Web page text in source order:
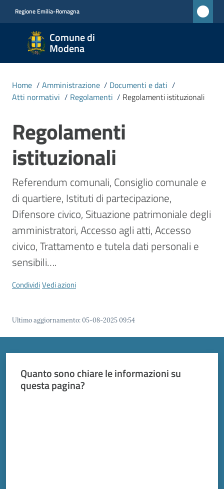
Regione Emilia-Romagna
Comune di
Modena
Comune
di
Modena
CIVICA
MONET
Amministrazione
Menu selezionato
Servizi
Modena
su
Home / Amministrazione / Documenti e dati /
Atti normativi / Regolamenti / Regolamenti istituzionali
Regolamenti
istituzionali
Referendum comunali, Consiglio comunale e
di quartiere, Istituti di partecipazione,
Difensore civico, Situazione patrimoniale degli
amministratori, Accesso agli atti, Accesso
civico, Trattamento e tutela dati personali e
sensibili….
CondividiVedi azioni
Ultimo aggiornamento:05-08-2025 09:54
Quanto sono chiare le informazioni su
questa pagina?